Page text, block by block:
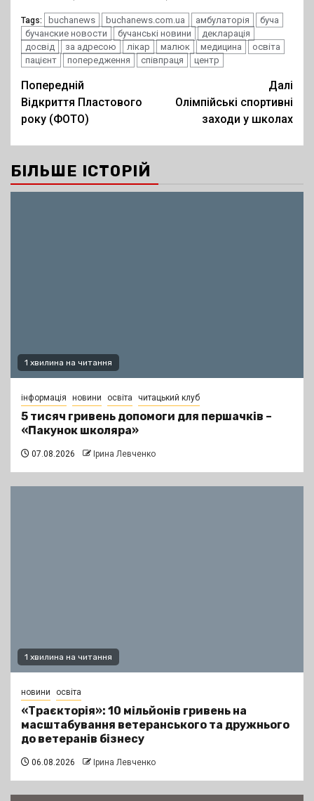
Tags: buchanews buchanews.com.ua амбулаторія
буча
бучанские новости
бучанські новини
декларація
досвід
за адресою лікар малюк медицина
освіта
пацієнт
попередження співпраця центр
Post
navigation
Попередній
Відкриття Пластового
року (ФОТО)
Далі
Олімпійські спортивні
заходи у школах
БІЛЬШЕ ІСТОРІЙ
1 хвилина на читання
інформація новини освіта читацький клуб
5 тисяч гривень допомоги для першачків –
«Пакунок школяра»
07.08.2026 Ірина Левченко
1 хвилина на читання
новини освіта
«Траєкторія»: 10 мільйонів гривень на
масштабування ветеранського та дружнього
до ветеранів бізнесу
06.08.2026 Ірина Левченко